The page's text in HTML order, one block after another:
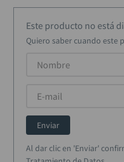
Este producto no está
Quiero saber cuando este
Enviar
Al dar clic en 'Enviar'